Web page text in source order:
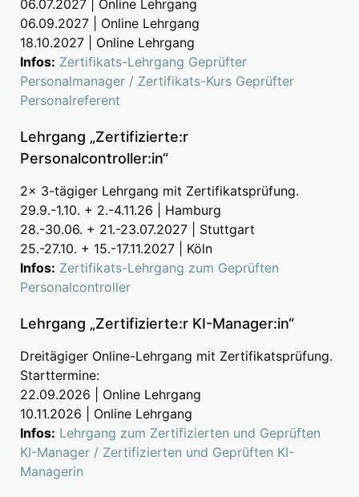
06.07.2027 | Online Lehrgang
06.09.2027 | Online Lehrgang
18.10.2027 | Online Lehrgang
Infos: Zertifikats-Lehrgang Geprüfter
Personalmanager / Zertifikats-Kurs Geprüfter
Personalreferent
Lehrgang „Zertifizierte:r
Personalcontroller:in“
2x 3-tägiger Lehrgang mit Zertifikatsprüfung.
29.9.-1.10. + 2.-4.11.26 | Hamburg
28.-30.06. + 21.-23.07.2027 | Stuttgart
25.-27.10. + 15.-17.11.2027 | Köln
Infos: Zertifikats-Lehrgang zum Geprüften
Personalcontroller
Lehrgang „Zertifizierte:r KI-Manager:in“
Dreitägiger Online-Lehrgang mit Zertifikatsprüfung.
Starttermine:
22.09.2026 | Online Lehrgang
10.11.2026 | Online Lehrgang
Infos: Lehrgang zum Zertifizierten und Geprüften
KI-Manager / Zertifizierten und Geprüften KI-
Managerin